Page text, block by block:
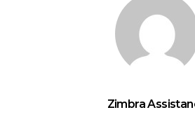
Zimbra